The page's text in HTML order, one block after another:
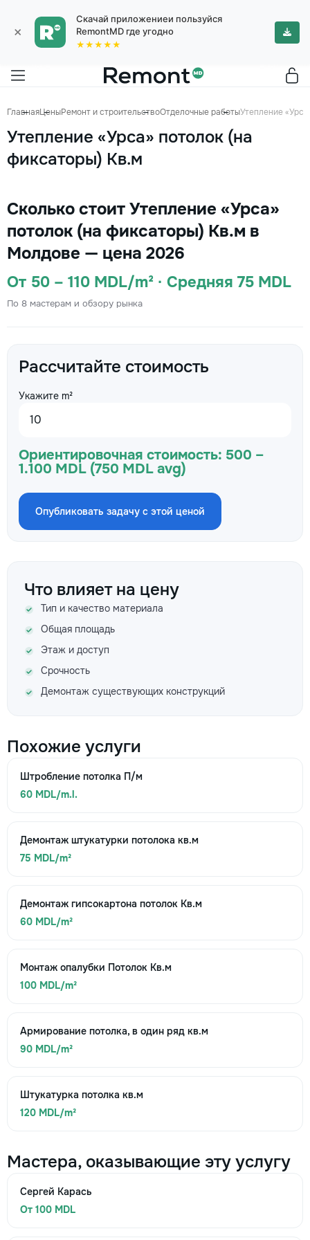
×
Скачай приложениеи пользуйся
RemontMD где угодно
★★★★★
ГлавнаяЦеныРемонт и строительствоОтделочные работыУтепление
Утепление «Урса» потолок (на
фиксаторы) Кв.м
Сколько стоит Утепление «Урса»
потолок (на фиксаторы) Кв.м в
Молдове — цена 2026
От 50 – 110 MDL/m² · Средняя 75 MDL
По 8 мастерам и обзору рынка
Рассчитайте стоимость
Укажите m²
Ориентировочная стоимость: 500 –
1.100 MDL (750 MDL avg)
Опубликовать задачу с этой ценой
Что влияет на цену
Тип и качество материала
Общая площадь
Этаж и доступ
Срочность
Демонтаж существующих конструкций
Похожие услуги
Штробление потолка П/м
60 MDL/m.l.
Демонтаж штукатурки потолока кв.м
75 MDL/m²
Демонтаж гипсокартона потолок Кв.м
60 MDL/m²
Монтаж опалубки Потолок Кв.м
100 MDL/m²
Армирование потолка, в один ряд кв.м
90 MDL/m²
Штукатурка потолка кв.м
120 MDL/m²
Мастера, оказывающие эту услугу
Сергей Карась
От 100 MDL